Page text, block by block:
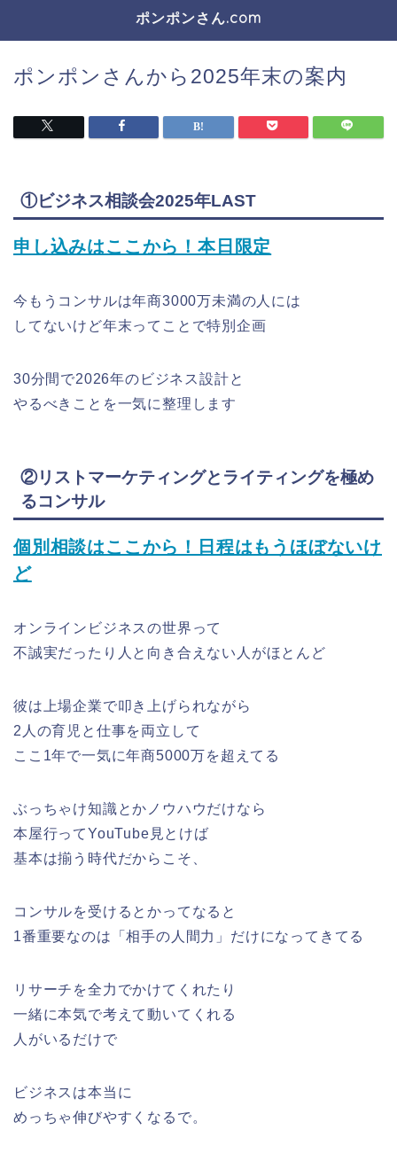
ポンポンさん.com
ポンポンさんから2025年末の案内
①ビジネス相談会2025年LAST
申し込みはここから！本日限定
今もうコンサルは年商3000万未満の人には
してないけど年末ってことで特別企画
30分間で2026年のビジネス設計と
やるべきことを一気に整理します
②リストマーケティングとライティングを極め
るコンサル
個別相談はここから！日程はもうほぼないけ
ど
オンラインビジネスの世界って
不誠実だったり人と向き合えない人がほとんど
彼は上場企業で叩き上げられながら
2人の育児と仕事を両立して
ここ1年で一気に年商5000万を超えてる
ぶっちゃけ知識とかノウハウだけなら
本屋行ってYouTube見とけば
基本は揃う時代だからこそ、
コンサルを受けるとかってなると
1番重要なのは「相手の人間力」だけになってきてる
リサーチを全力でかけてくれたり
一緒に本気で考えて動いてくれる
人がいるだけで
ビジネスは本当に
めっちゃ伸びやすくなるで。